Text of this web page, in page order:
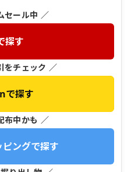
セール中 ／
探す
をチェック ／
で探す
布中かも ／
ングで探す